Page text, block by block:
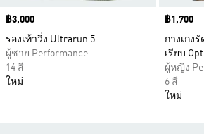
Price
฿3,000
รองเท้าวิ่ง Ultrarun 5
ผู้ชาย Performance
14 สี
ใหม่
Price
฿1,700
กางเกง
เรียบ
ผู้หญิง
6 สี
ใหม่